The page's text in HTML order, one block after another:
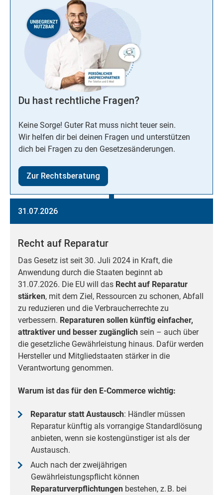
Du hast rechtliche Fragen?
Keine Sorge! Guter Rat muss nicht teuer sein.
Wir helfen dir bei deinen Fragen und unterstützen
dich bei Fragen zu den Gesetzesänderungen.
Zur Rechtsberatung
31.07.2026
Recht auf Reparatur
Das Gesetz ist seit 30. Juli 2024 in Kraft, die
Anwendung durch die Staaten beginnt ab
31.07.2026. Die EU will das Recht auf Reparatur
stärken, mit dem Ziel, Ressourcen zu schonen, Abfall
zu reduzieren und die Verbraucherrechte zu
verbessern. Reparaturen sollen künftig einfacher,
attraktiver und besser zugänglich sein – auch über
die gesetzliche Gewährleistung hinaus. Dafür werden
Hersteller und Mitgliedstaaten stärker in die
Verantwortung genommen.
Warum ist das für den E-Commerce wichtig:
Reparatur statt Austausch: Händler müssen
Reparatur künftig als vorrangige Standardlösung
anbieten, wenn sie kostengünstiger ist als der
Austausch.
Auch nach der zweijährigen
Gewährleistungspflicht können
Reparaturverpflichtungen bestehen, z. B. bei